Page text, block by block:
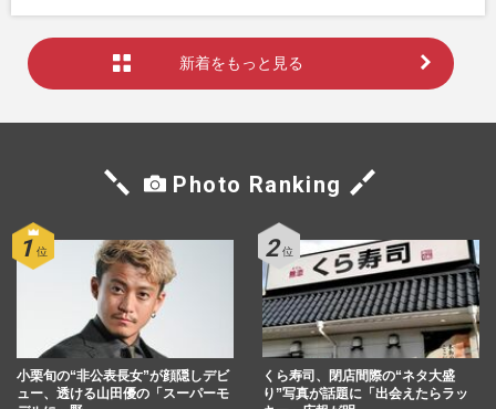
新着をもっと見る
Photo Ranking
小栗旬の“非公表長女”が顔隠しデビ
ュー、透ける山田優の「スーパーモ
くら寿司、閉店間際の“ネタ大盛
り”写真が話題に「出会えたらラッ